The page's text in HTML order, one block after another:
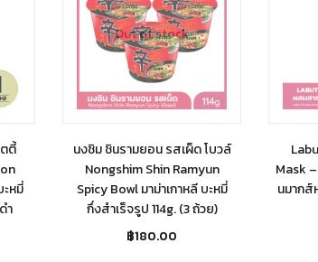
ตี้
หมี่
ำ
Out of stock
นงชิม ชินรามยอน รสเผ็ด โบวล์
Nongshim Shin Ramyun
Spicy Bowl มาม่าเกาหลี บะหมี่
กึ่งสำเร็จรูป 114g. (3 ถ้วย)
฿180.00
Mask
นมากส์